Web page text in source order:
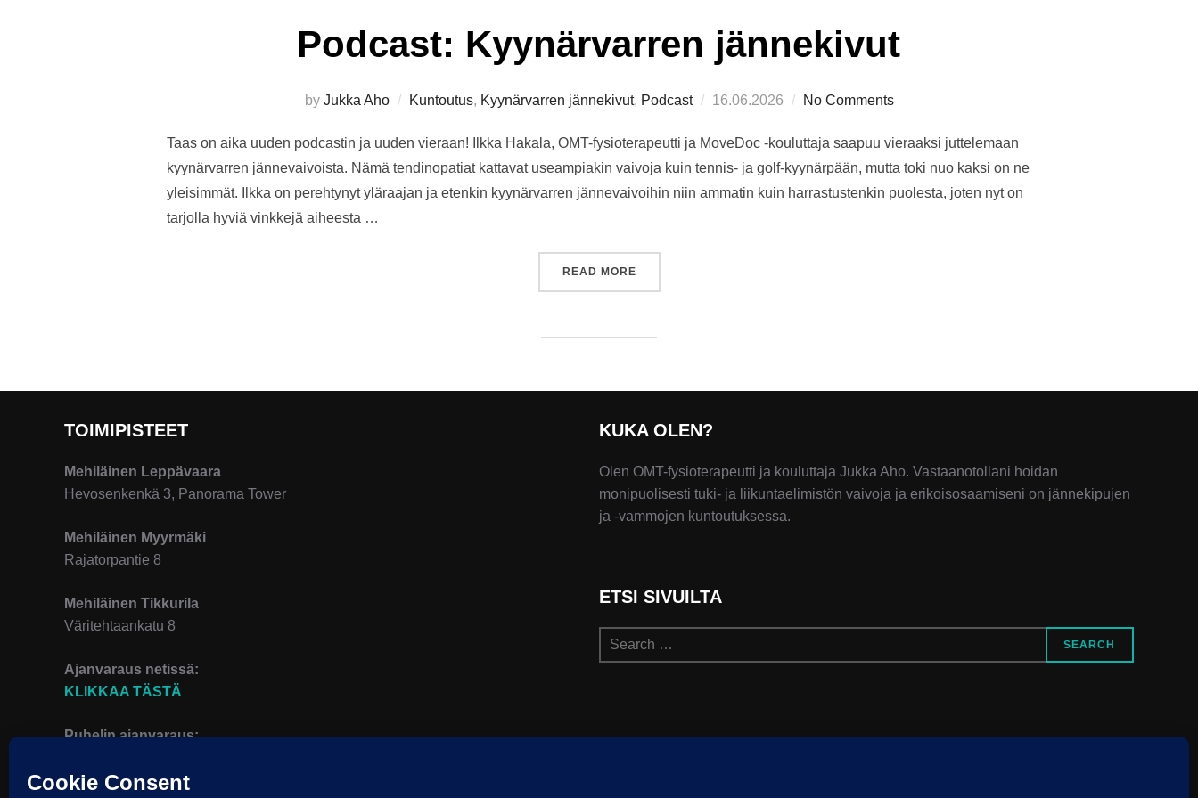
Podcast: Kyynärvarren jännekivut
by Jukka Aho Kuntoutus, Kyynärvarren jännekivut, Podcast
Posted
16.06.2026 No Comments
Taas on aika uuden podcastin ja uuden vieraan! Ilkka Hakala, OMT-fysioterapeutti ja MoveDoc -kouluttaja saapuu vieraaksi juttelemaan
kyynärvarren jännevaivoista. Nämä tendinopatiat kattavat useampiakin vaivoja kuin tennis- ja golf-kyynärpään, mutta toki nuo kaksi on ne
yleisimmät. Ilkka on perehtynyt yläraajan ja etenkin kyynärvarren jännevaivoihin niin ammatin kuin harrastustenkin puolesta, joten nyt on
tarjolla hyviä vinkkejä aiheesta …
READ MORE”PODCAST: KYYNÄRVARREN JÄNNEKIVUT”
TOIMIPISTEET
Mehiläinen Leppävaara
Hevosenkenkä 3, Panorama Tower
Mehiläinen Myyrmäki
Rajatorpantie 8
Mehiläinen Tikkurila
Väritehtaankatu 8
Ajanvaraus netissä:
KLIKKAA TÄSTÄ
Puhelin ajanvaraus:
KUKA OLEN?
Olen OMT-fysioterapeutti ja kouluttaja Jukka Aho. Vastaanotollani hoidan
monipuolisesti tuki- ja liikuntaelimistön vaivoja ja erikoisosaamiseni on jännekipujen
ja -vammojen kuntoutuksessa.
ETSI SIVUILTA
Search
for:
SEARCH